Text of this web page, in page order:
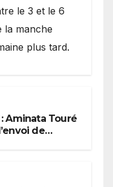
le 3 et le 6
la manche
plus tard.
Aminata Touré
de